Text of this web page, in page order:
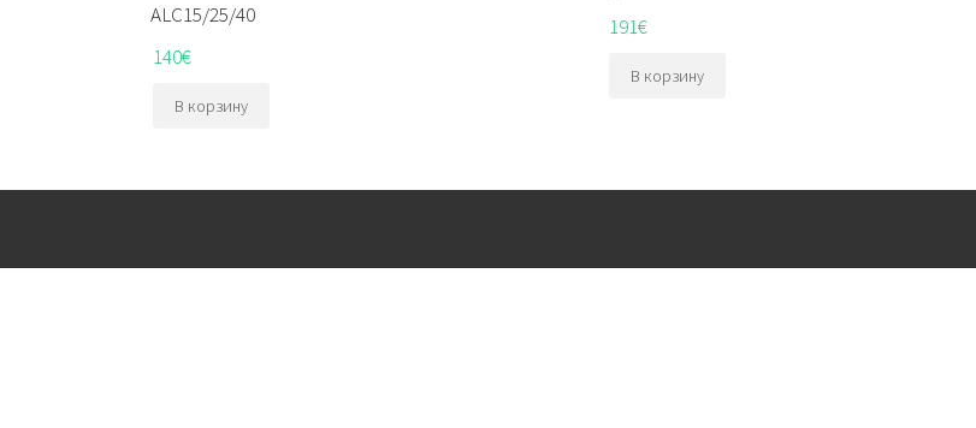
ALC15/25/40
140€
В корзину
191€
В корзину